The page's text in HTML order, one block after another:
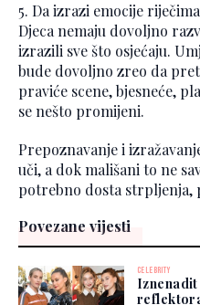
5. Da izrazi emocije riječima
Djeca nemaju dovoljno
izrazili sve što osjećaju.
bude dovoljno zreo da
praviće scene, bjesneće,
se nešto promijeni.
Prepoznavanje i
uči, a dok mališani to ne
potrebno dosta strpljenja,
Povezane vijesti
CELEBRITY
Iznenadit